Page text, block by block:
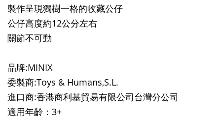
製作呈現獨樹一格的收藏公仔
公仔高度約12公分左右
關節不可動
品牌:MINIX
委製商:Toys & Humans,S.L.
進口商:香港商利基貿易有限公司台灣分公司
適用年齡：3+